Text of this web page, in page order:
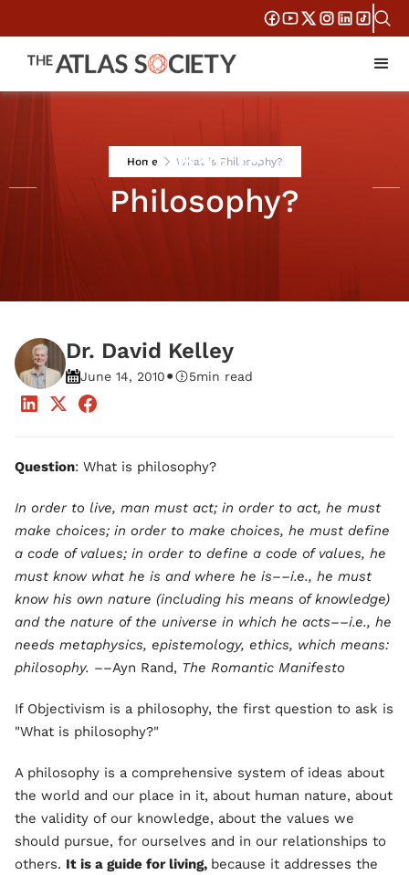
Home What is Philosophy?
What is
Philosophy?
Dr. David Kelley
June 14, 2010• 5min read
Question: What is philosophy?
In order to live, man must act; in order to act, he must
make choices; in order to make choices, he must define
a code of values; in order to define a code of values, he
must know what he is and where he is––i.e., he must
know his own nature (including his means of knowledge)
and the nature of the universe in which he acts––i.e., he
needs metaphysics, epistemology, ethics, which means:
philosophy. ––Ayn Rand, The Romantic Manifesto
If Objectivism is a philosophy, the first question to ask is
"What is philosophy?"
A philosophy is a comprehensive system of ideas about
the world and our place in it, about human nature, about
the validity of our knowledge, about the values we
should pursue, for ourselves and in our relationships to
others. It is a guide for living, because it addresses the